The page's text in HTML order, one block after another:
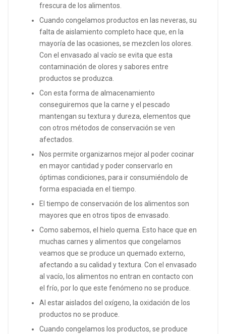
frescura de los alimentos.
Cuando congelamos productos en las neveras, su
falta de aislamiento completo hace que, en la
mayoría de las ocasiones, se mezclen los olores.
Con el envasado al vacío se evita que esta
contaminación de olores y sabores entre
productos se produzca.
Con esta forma de almacenamiento
conseguiremos que la carne y el pescado
mantengan su textura y dureza, elementos que
con otros métodos de conservación se ven
afectados.
Nos permite organizarnos mejor al poder cocinar
en mayor cantidad y poder conservarlo en
óptimas condiciones, para ir consumiéndolo de
forma espaciada en el tiempo.
El tiempo de conservación de los alimentos son
mayores que en otros tipos de envasado.
Como sabemos, el hielo quema. Esto hace que en
muchas carnes y alimentos que congelamos
veamos que se produce un quemado externo,
afectando a su calidad y textura. Con el envasado
al vacío, los alimentos no entran en contacto con
el frío, por lo que este fenómeno no se produce.
Al estar aislados del oxígeno, la oxidación de los
productos no se produce.
Cuando congelamos los productos, se produce